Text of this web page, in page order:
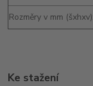
Rozměry v mm (šxhxv):
Ke stažení